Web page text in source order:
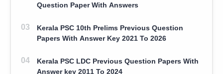
Question Paper With Answers
Kerala PSC 10th Prelims Previous Question
Papers With Answer Key 2021 To 2026
Kerala PSC LDC Previous Question Papers With
Answer key 2011 To 2024